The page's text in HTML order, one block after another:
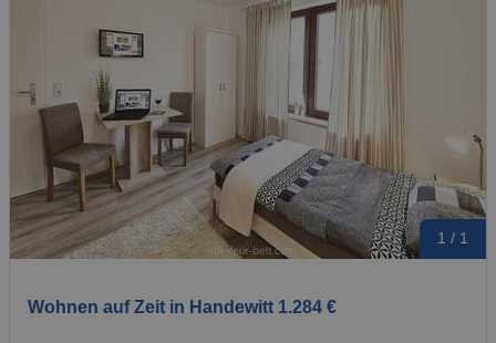
1 / 1
Wohnen auf Zeit in Handewitt 1.284 €